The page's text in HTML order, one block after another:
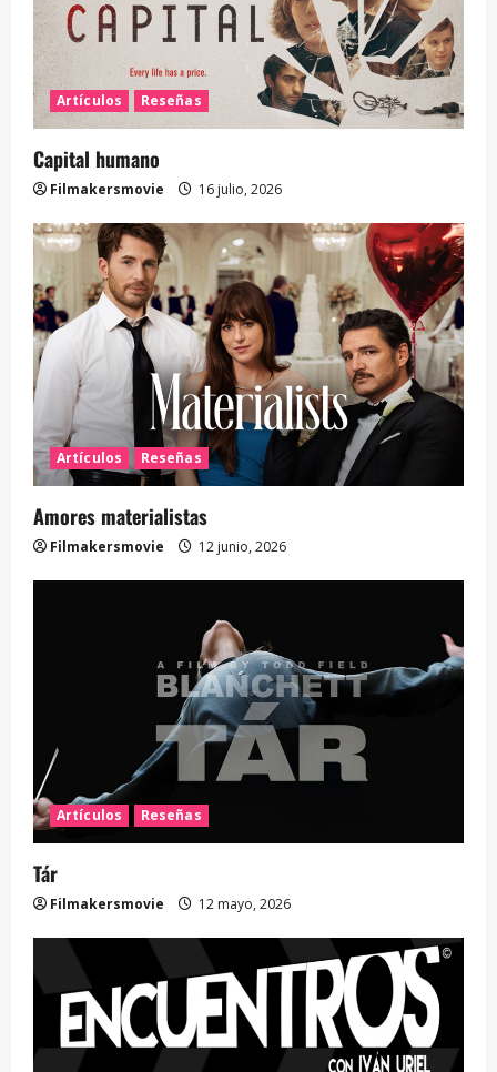
Artículos Reseñas
Capital humano
Filmakersmovie 16 julio, 2026
Artículos Reseñas
Amores materialistas
Filmakersmovie 12 junio, 2026
Artículos Reseñas
Tár
Filmakersmovie 12 mayo, 2026